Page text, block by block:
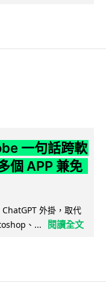
一句話跨軟
個 APP 兼免
外掛，取代
、...
閱讀全文